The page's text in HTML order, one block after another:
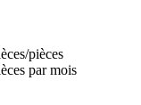
pièces
par mois